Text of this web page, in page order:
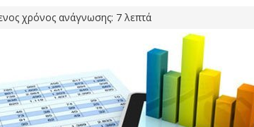
χρόνος ανάγνωσης: 7 λεπτά